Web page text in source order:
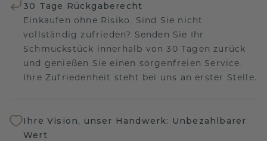
30 Tage Rückgaberecht
Einkaufen ohne Risiko. Sind Sie nicht
vollständig zufrieden? Senden Sie Ihr
Schmuckstück innerhalb von 30 Tagen zurück
und genießen Sie einen sorgenfreien Service.
Ihre Zufriedenheit steht bei uns an erster Stelle.
Ihre Vision, unser Handwerk: Unbezahlbarer
Wert